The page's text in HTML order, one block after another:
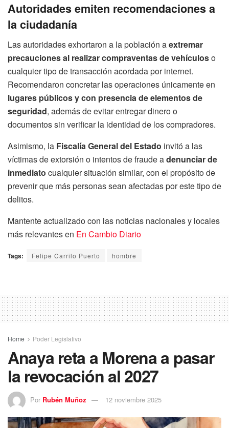
Autoridades emiten recomendaciones a
la ciudadanía
Las autoridades exhortaron a la población aextremar
precauciones al realizar compraventas de vehículoso
cualquier tipo de transacción acordada por internet.
Recomendaron concretar las operaciones únicamente en
lugares públicos y con presencia de elementos de
seguridad, además de evitar entregar dinero o
documentos sin verificar la identidad de los compradores.
Asimismo, la Fiscalía General del Estado invitó a las
víctimas de extorsión o intentos de fraude adenunciar de
inmediato cualquier situación similar, con el propósito de
prevenir que más personas sean afectadas por este tipo de
delitos.
Mantente actualizado con las noticias nacionales y locales
más relevantes en En Cambio Diario
Tags: Felipe Carrilo Puerto hombre
Home Poder Legislativo
Anaya reta a Morena a pasar
la revocación al 2027
Por Rubén Muñoz 12 noviembre 2025